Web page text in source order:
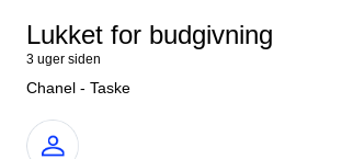
Lukket for budgivning
3 uger siden
Chanel - Taske